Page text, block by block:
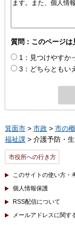
質問：このページは
1：見つけやすか
3：どちらともい
箕面市 > 市政 > 市の
福祉課 > 介護予防・
市役所への行き方
このサイトの使い方・
個人情報保護
RSS配信について
メールアドレスに関す